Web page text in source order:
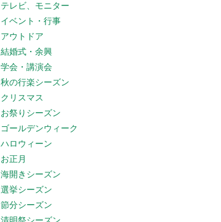
テレビ、モニター
イベント・行事
アウトドア
結婚式・余興
学会・講演会
秋の行楽シーズン
クリスマス
お祭りシーズン
ゴールデンウィーク
ハロウィーン
お正月
海開きシーズン
選挙シーズン
節分シーズン